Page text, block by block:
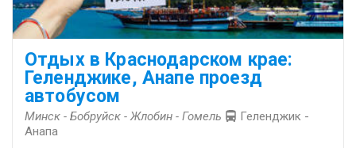
Отдых в Краснодарском крае:
Геленджике, Анапе проезд
автобусом
Минск - Бобруйск - Жлобин - Гомель
Геленджик -
Анапа